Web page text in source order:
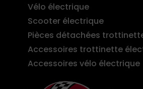
Vélo électrique
Scooter électrique
Pièces détachées
Accessoires trottinette
Accessoires vélo électrique